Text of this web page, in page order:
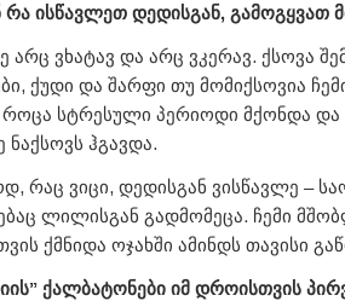
რა ისწავლეთ დედისგან, გამოგყვათ
არც ვხატავ და არც ვკერავ. ქსოვა
ქუდი და შარფი თუ მომიქსოვია
როცა სტრესული პერიოდი მქონდა
ნაქსოვს ჰგავდა.
რაც ვიცი, დედისგან ვისწავლე –
ლილისგან გადმომეცა. ჩემი
ქმნიდა ოჯახში ამინდს თავისი
ქალბატონები იმ დროისთვის